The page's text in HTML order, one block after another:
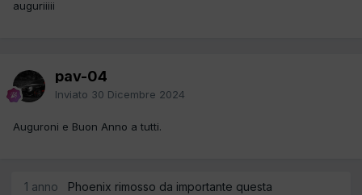
auguriiiii
pav-04
Inviato 30 Dicembre 2024
Auguroni e Buon Anno a tutti.
1 anno
Phoenix rimosso da importante questa